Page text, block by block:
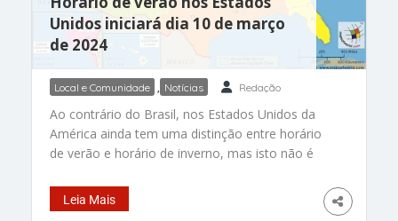
Unidos iniciará dia 10 de março
de 2024
Local e Comunidade , Notícias Redação
Ao contrário do Brasil, nos Estados Unidos da
América ainda tem uma distinção entre horário
de verão e horário de inverno, mas isto não é
será no domingo, 10 de março de 2024, às
02h00, para o horário de verão. Desde
Leia Mais